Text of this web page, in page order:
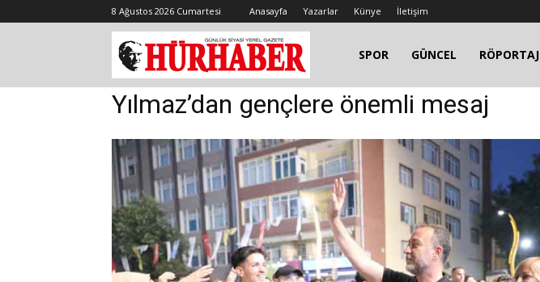
8 Ağustos 2026 Cumartesi Anasayfa Yazarlar Künye İletişim
SPOR GÜNCEL RÖPORTAJ
Yılmaz’dan gençlere önemli mesaj